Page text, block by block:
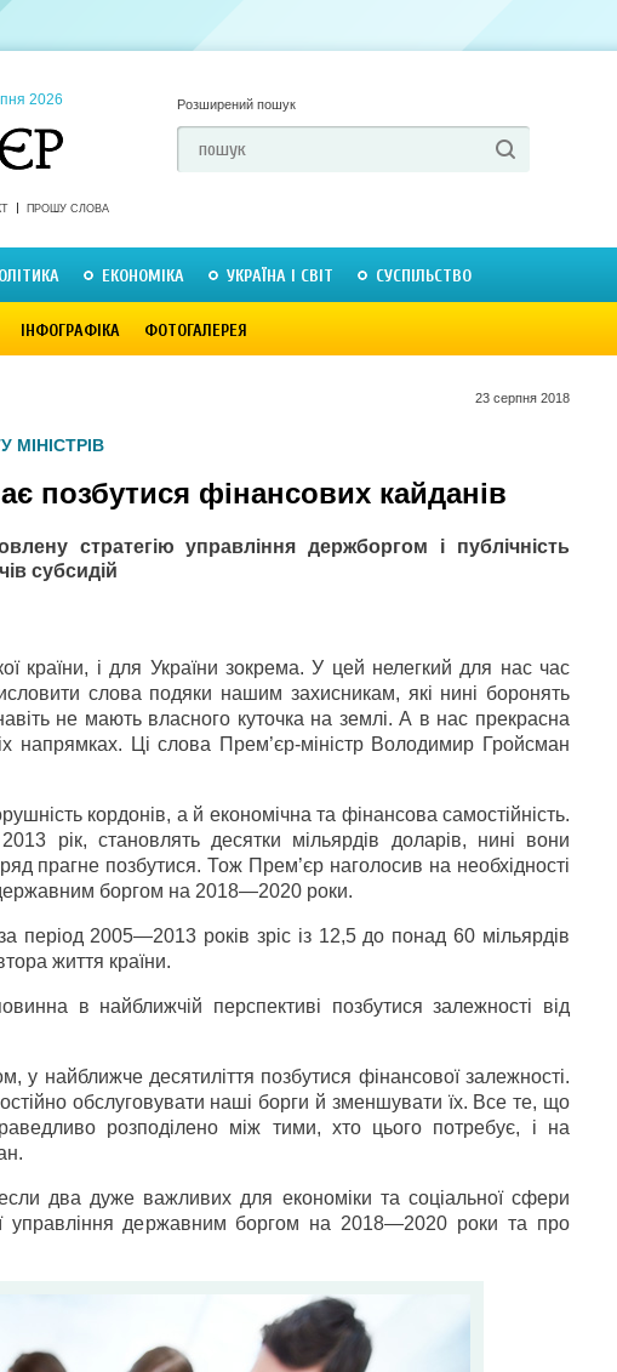
2026 Розширений пошук
ПРОШУ СЛОВА
ЕКОНОМІКА УКРАЇНА І СВІТ СУСПІЛЬСТВО
ІНФОГРАФІКА ФОТОГАЛЕРЕЯ
23 серпня 2018
МІНІСТРІВ
позбутися фінансових кайданів
стратегію управління держборгом і публічність
субсидій
країни, і для України зокрема. У цей нелегкий для нас час
слова подяки нашим захисникам, які нині боронять
не мають власного куточка на землі. А в нас прекрасна
напрямках. Ці слова Прем’єр-міністр Володимир Гройсман
кордонів, а й економічна та фінансова самостійність.
рік, становлять десятки мільярдів доларів, нині вони
прагне позбутися. Тож Прем’єр наголосив на необхідності
державним боргом на 2018—2020 роки.
період 2005—2013 років зріс із 12,5 до понад 60 мільярдів
життя країни.
в найближчій перспективі позбутися залежності від
найближче десятиліття позбутися фінансової залежності.
обслуговувати наші борги й зменшувати їх. Все те, що
розподілено між тими, хто цього потребує, і на
два дуже важливих для економіки та соціальної сфери
управління державним боргом на 2018—2020 роки та про